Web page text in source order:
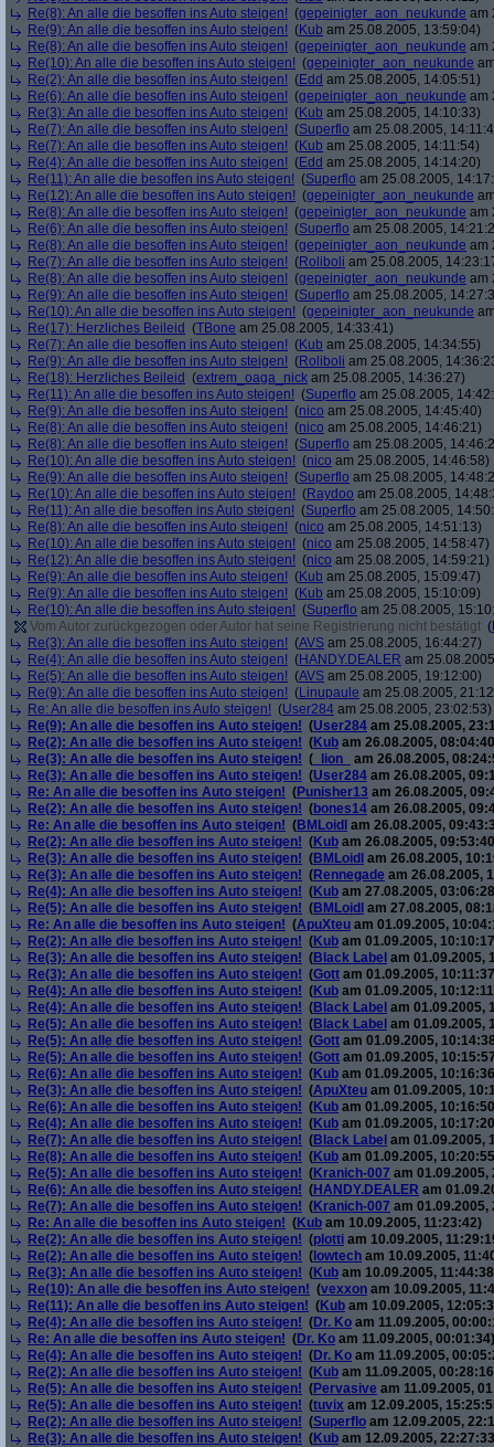
Re(8): An alle die besoffen ins Auto steigen! (gepeinigter_aon_neukunde am
Re(9): An alle die besoffen ins Auto steigen! (Kub am 25.08.2005, 13:59:04)
Re(8): An alle die besoffen ins Auto steigen! (gepeinigter_aon_neukunde am
Re(10): An alle die besoffen ins Auto steigen! (gepeinigter_aon_neukunde
Re(2): An alle die besoffen ins Auto steigen! (Edd am 25.08.2005, 14:05:51)
Re(6): An alle die besoffen ins Auto steigen! (gepeinigter_aon_neukunde am
Re(3): An alle die besoffen ins Auto steigen! (Kub am 25.08.2005, 14:10:33)
Re(7): An alle die besoffen ins Auto steigen! (Superflo am 25.08.2005,
Re(7): An alle die besoffen ins Auto steigen! (Kub am 25.08.2005, 14:11:54)
Re(4): An alle die besoffen ins Auto steigen! (Edd am 25.08.2005, 14:14:20)
Re(11): An alle die besoffen ins Auto steigen! (Superflo am 25.08.2005,
Re(12): An alle die besoffen ins Auto steigen! (gepeinigter_aon_neukunde
Re(8): An alle die besoffen ins Auto steigen! (gepeinigter_aon_neukunde am
Re(6): An alle die besoffen ins Auto steigen! (Superflo am 25.08.2005,
Re(8): An alle die besoffen ins Auto steigen! (gepeinigter_aon_neukunde am
Re(7): An alle die besoffen ins Auto steigen! (Roliboli am 25.08.2005,
Re(8): An alle die besoffen ins Auto steigen! (gepeinigter_aon_neukunde am
Re(9): An alle die besoffen ins Auto steigen! (Superflo am 25.08.2005,
Re(10): An alle die besoffen ins Auto steigen! (gepeinigter_aon_neukunde
Re(17): Herzliches Beileid (TBone am 25.08.2005, 14:33:41)
Re(7): An alle die besoffen ins Auto steigen! (Kub am 25.08.2005, 14:34:55)
Re(9): An alle die besoffen ins Auto steigen! (Roliboli am 25.08.2005,
Re(18): Herzliches Beileid (extrem_oaga_nick am 25.08.2005, 14:36:27)
Re(11): An alle die besoffen ins Auto steigen! (Superflo am 25.08.2005,
Re(9): An alle die besoffen ins Auto steigen! (nico am 25.08.2005, 14:45:40)
Re(8): An alle die besoffen ins Auto steigen! (nico am 25.08.2005, 14:46:21)
Re(8): An alle die besoffen ins Auto steigen! (Superflo am 25.08.2005,
Re(10): An alle die besoffen ins Auto steigen! (nico am 25.08.2005, 14:46:58)
Re(9): An alle die besoffen ins Auto steigen! (Superflo am 25.08.2005,
Re(10): An alle die besoffen ins Auto steigen! (Raydoo am 25.08.2005,
Re(11): An alle die besoffen ins Auto steigen! (Superflo am 25.08.2005,
Re(8): An alle die besoffen ins Auto steigen! (nico am 25.08.2005, 14:51:13)
Re(10): An alle die besoffen ins Auto steigen! (nico am 25.08.2005, 14:58:47)
Re(12): An alle die besoffen ins Auto steigen! (nico am 25.08.2005, 14:59:21)
Re(9): An alle die besoffen ins Auto steigen! (Kub am 25.08.2005, 15:09:47)
Re(9): An alle die besoffen ins Auto steigen! (Kub am 25.08.2005, 15:10:09)
Re(10): An alle die besoffen ins Auto steigen! (Superflo am 25.08.2005,
Vom Autor zurückgezogen oder Autor hat seine Registrierung nicht bestätigt (
Re(3): An alle die besoffen ins Auto steigen! (AVS am 25.08.2005, 16:44:27)
Re(4): An alle die besoffen ins Auto steigen! (HANDY.DEALER am
Re(5): An alle die besoffen ins Auto steigen! (AVS am 25.08.2005, 19:12:00)
Re(9): An alle die besoffen ins Auto steigen! (Linupaule am 25.08.2005,
Re: An alle die besoffen ins Auto steigen! (User284 am 25.08.2005, 23:02:53)
Re(9): An alle die besoffen ins Auto steigen! (User284 am 25.08.2005,
Re(2): An alle die besoffen ins Auto steigen! (Kub am 26.08.2005,
Re(3): An alle die besoffen ins Auto steigen! ( _lion_
am 26.08.2005,
Re(3): An alle die besoffen ins Auto steigen! (User284 am 26.08.2005,
Re: An alle die besoffen ins Auto steigen! (Punisher13 am 26.08.2005,
Re(2): An alle die besoffen ins Auto steigen! (bones14 am 26.08.2005,
Re: An alle die besoffen ins Auto steigen! (BMLoidl am 26.08.2005,
Re(2): An alle die besoffen ins Auto steigen! (Kub am 26.08.2005,
Re(3): An alle die besoffen ins Auto steigen! (BMLoidl am 26.08.2005,
Re(3): An alle die besoffen ins Auto steigen! (Rennegade am 26.08.2005,
Re(4): An alle die besoffen ins Auto steigen! (Kub am 27.08.2005,
Re(5): An alle die besoffen ins Auto steigen! (BMLoidl am 27.08.2005,
Re: An alle die besoffen ins Auto steigen! (ApuXteu am 01.09.2005,
Re(2): An alle die besoffen ins Auto steigen! (Kub am 01.09.2005,
Re(3): An alle die besoffen ins Auto steigen! (Black Label am 01.09.2005,
Re(3): An alle die besoffen ins Auto steigen! (Gott am 01.09.2005,
Re(4): An alle die besoffen ins Auto steigen! (Kub am 01.09.2005,
Re(4): An alle die besoffen ins Auto steigen! (Black Label am 01.09.2005,
Re(5): An alle die besoffen ins Auto steigen! (Black Label am 01.09.2005,
Re(5): An alle die besoffen ins Auto steigen! (Gott am 01.09.2005,
Re(5): An alle die besoffen ins Auto steigen! (Gott am 01.09.2005,
Re(6): An alle die besoffen ins Auto steigen! (Kub am 01.09.2005,
Re(3): An alle die besoffen ins Auto steigen! (ApuXteu am 01.09.2005,
Re(6): An alle die besoffen ins Auto steigen! (Kub am 01.09.2005,
Re(4): An alle die besoffen ins Auto steigen! (Kub am 01.09.2005,
Re(7): An alle die besoffen ins Auto steigen! (Black Label am 01.09.2005,
Re(8): An alle die besoffen ins Auto steigen! (Kub am 01.09.2005,
Re(5): An alle die besoffen ins Auto steigen! (Kranich-007 am 01.09.2005,
Re(6): An alle die besoffen ins Auto steigen! (HANDY.DEALER am
Re(7): An alle die besoffen ins Auto steigen! (Kranich-007 am 01.09.2005,
Re: An alle die besoffen ins Auto steigen! (Kub am 10.09.2005, 11:23:42)
Re(2): An alle die besoffen ins Auto steigen! (plotti am 10.09.2005,
Re(2): An alle die besoffen ins Auto steigen! ( lowtech am 10.09.2005,
Re(3): An alle die besoffen ins Auto steigen! (Kub am 10.09.2005,
Re(10): An alle die besoffen ins Auto steigen! (vexxon am 10.09.2005,
Re(11): An alle die besoffen ins Auto steigen! (Kub am 10.09.2005,
Re(4): An alle die besoffen ins Auto steigen! (Dr. Ko am 11.09.2005,
Re: An alle die besoffen ins Auto steigen! (Dr. Ko am 11.09.2005, 00:01:34)
Re(4): An alle die besoffen ins Auto steigen! (Dr. Ko am 11.09.2005,
Re(2): An alle die besoffen ins Auto steigen! (Kub am 11.09.2005,
Re(5): An alle die besoffen ins Auto steigen! (Pervasive am 11.09.2005,
Re(5): An alle die besoffen ins Auto steigen! (tuvix am 12.09.2005,
Re(2): An alle die besoffen ins Auto steigen! (Superflo am 12.09.2005,
Re(3): An alle die besoffen ins Auto steigen! (Kub am 12.09.2005,